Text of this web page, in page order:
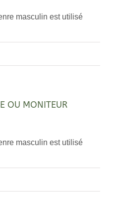
masculin est utilisé
OU MONITEUR
masculin est utilisé